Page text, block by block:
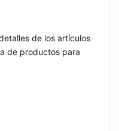
de los artículos
de productos para